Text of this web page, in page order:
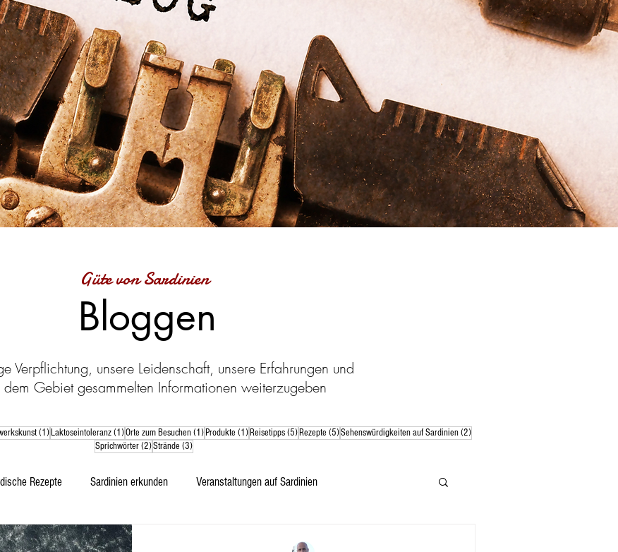
Güte von Sardinien
Bloggen
Verpflichtung, unsere Leidenschaft, unsere Erfahrungen und
Gebiet gesammelten Informationen weiterzugeben
(1)1 Beitrag
Laktoseintoleranz (1)1 Beitrag
Orte zum Besuchen (1)1 Beitrag
Produkte (1)1 Beitrag
Reisetipps (5)5 Beiträge
Rezepte (5)5 Beiträge
Sehenswürdigkeiten auf Sardinien (2)2 Beiträge
Sprichwörter(2)2 Beiträge
Strände (3)3 Beiträge
Rezepte Sardinien erkunden Veranstaltungen auf Sardinien
Technologie typischen sardischen Produkte